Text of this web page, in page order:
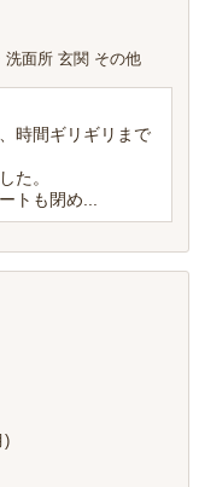
洗面所 玄関 その他
時間ギリギリまで
た。
トも閉め...
)